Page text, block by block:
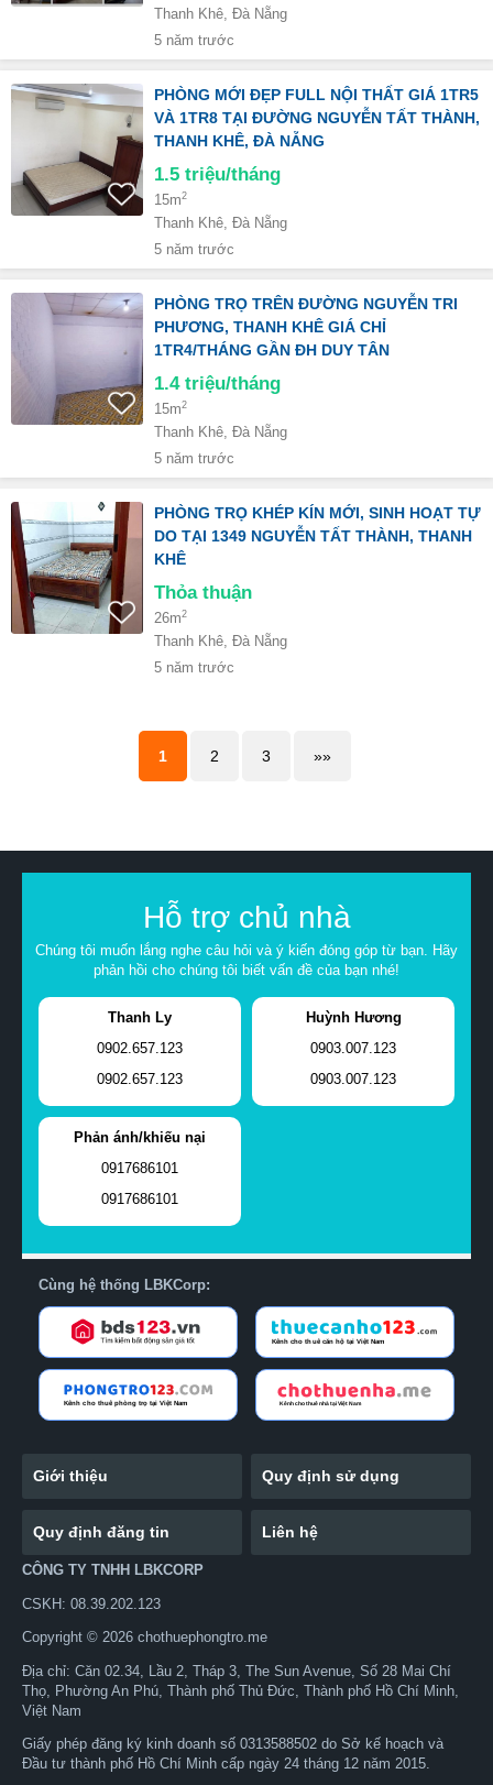
Thanh Khê, Đà Nẵng
5 năm trước
PHÒNG MỚI ĐẸP FULL NỘI THẤT GIÁ 1TR5
VÀ 1TR8 TẠI ĐƯỜNG NGUYỄN TẤT THÀNH,
THANH KHÊ, ĐÀ NẴNG
1.5 triệu/tháng
15m2
Thanh Khê, Đà Nẵng
5 năm trước
PHÒNG TRỌ TRÊN ĐƯỜNG NGUYỄN TRI
PHƯƠNG, THANH KHÊ GIÁ CHỈ
1TR4/THÁNG GẦN ĐH DUY TÂN
1.4 triệu/tháng
15m2
Thanh Khê, Đà Nẵng
5 năm trước
PHÒNG TRỌ KHÉP KÍN MỚI, SINH HOẠT TỰ
DO TẠI 1349 NGUYỄN TẤT THÀNH, THANH
KHÊ
Thỏa thuận
26m2
Thanh Khê, Đà Nẵng
5 năm trước
1 2 3 »»
Hỗ trợ chủ nhà
Chúng tôi muốn lắng nghe câu hỏi và ý kiến đóng góp từ bạn. Hãy
phản hồi cho chúng tôi biết vấn đề của bạn nhé!
Thanh Ly
0902.657.123
0902.657.123
Huỳnh Hương
0903.007.123
0903.007.123
Phản ánh/khiếu nại
0917686101
0917686101
Cùng hệ thống LBKCorp:
Giới thiệu Quy định sử dụng
Quy định đăng tin Liên hệ
CÔNG TY TNHH LBKCORP
CSKH: 08.39.202.123
Copyright © 2026 chothuephongtro.me
Địa chỉ: Căn 02.34, Lầu 2, Tháp 3, The Sun Avenue, Số 28 Mai Chí
Thọ, Phường An Phú, Thành phố Thủ Đức, Thành phố Hồ Chí Minh,
Việt Nam
Giấy phép đăng ký kinh doanh số 0313588502 do Sở kế hoạch và
Đầu tư thành phố Hồ Chí Minh cấp ngày 24 tháng 12 năm 2015.